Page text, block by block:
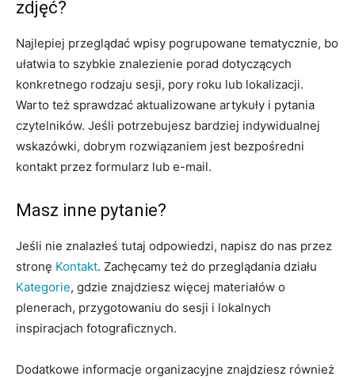
zdjęć?
Najlepiej przeglądać wpisy pogrupowane tematycznie, bo
ułatwia to szybkie znalezienie porad dotyczących
konkretnego rodzaju sesji, pory roku lub lokalizacji.
Warto też sprawdzać aktualizowane artykuły i pytania
czytelników. Jeśli potrzebujesz bardziej indywidualnej
wskazówki, dobrym rozwiązaniem jest bezpośredni
kontakt przez formularz lub e-mail.
Masz inne pytanie?
Jeśli nie znalazłeś tutaj odpowiedzi, napisz do nas przez
stronę Kontakt. Zachęcamy też do przeglądania działu
Kategorie, gdzie znajdziesz więcej materiałów o
plenerach, przygotowaniu do sesji i lokalnych
inspiracjach fotograficznych.
Dodatkowe informacje organizacyjne znajdziesz również